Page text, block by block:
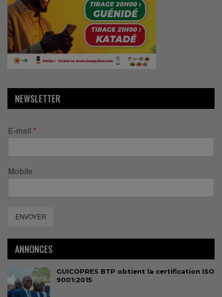
NEWSLETTER
E-mail *
Mobile
ENVOYER
ANNONCES
GUICOPRES BTP obtient la certification ISO
9001:2015